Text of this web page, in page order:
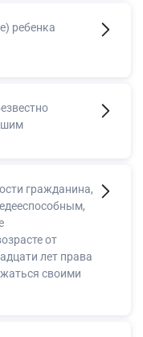
ребенка
гражданина,
от
лет права
своими